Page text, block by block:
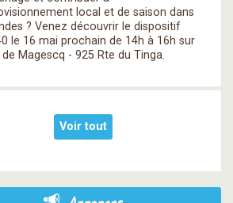
local et de saison dans
? Venez découvrir le dispositif
le 16 mai prochain de 14h à 16h sur
de Magescq - 925 Rte du Tinga.
Voir tout